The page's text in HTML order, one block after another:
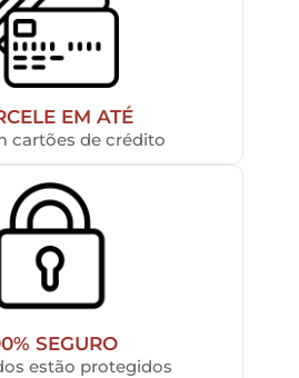
EM ATÉ
cartões de crédito
SEGURO
estão protegidos